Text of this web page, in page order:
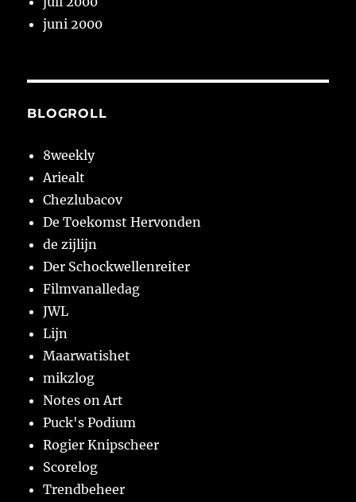
juni 2000
BLOGROLL
8weekly
Ariealt
Chezlubacov
De Toekomst Hervonden
de zijlijn
Der Schockwellenreiter
Filmvanalledag
JWL
Lijn
Maarwatishet
mikzlog
Notes on Art
Puck's Podium
Rogier Knipscheer
Scorelog
Trendbeheer